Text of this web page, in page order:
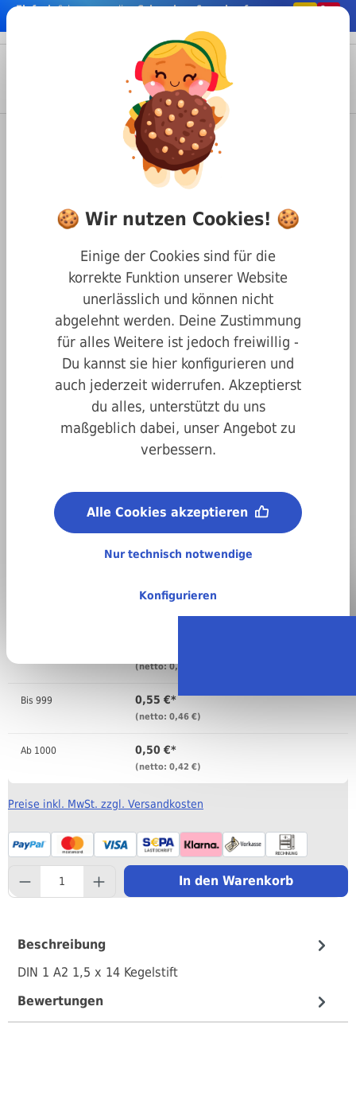
springen
Einfach& bequem onlineSchrauben & co. kaufen
Anmelden
Befestigungstechnik Nägel & Stifte
DIN 1 A2 1,5 x 14 Kegelstift
Material:
A2 Edelstahl
4-6 Arbeitstage
Preis pro VPE ( )
(netto: 0,57 €)
Bis 999 0,55 €*
(netto: 0,46 €)
Ab 1000 0,50 €*
(netto: 0,42 €)
Preise inkl. MwSt. zzgl. Versandkosten
In den Warenkorb
Beschreibung
DIN 1 A2 1,5 x 14 Kegelstift
Bewertungen
🍪 Wir nutzen Cookies! 🍪
Einige der Cookies sind für die
korrekte Funktion unserer Website
unerlässlich und können nicht
abgelehnt werden. Deine Zustimmung
für alles Weitere ist jedoch freiwillig -
Du kannst sie hier konfigurieren und
auch jederzeit widerrufen. Akzeptierst
du alles, unterstützt du uns
maßgeblich dabei, unser Angebot zu
verbessern.
Alle Cookies akzeptieren
Nur technisch notwendige
Konfigurieren